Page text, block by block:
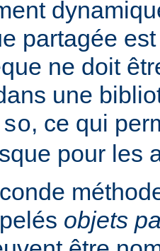
partagée
ne doit
une
, ce qui
pour les
objets